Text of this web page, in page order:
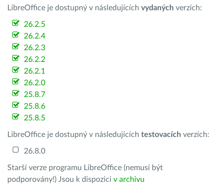
LibreOffice je dostupný v následujících vydaných verzích:
26.2.5
26.2.4
26.2.3
26.2.2
26.2.1
26.2.0
25.8.7
25.8.6
25.8.5
LibreOffice je dostupný v následujících testovacích verzích:
26.8.0
Starší verze programu LibreOffice (nemusí být
podporovány!) Jsou k dispozici v archivu